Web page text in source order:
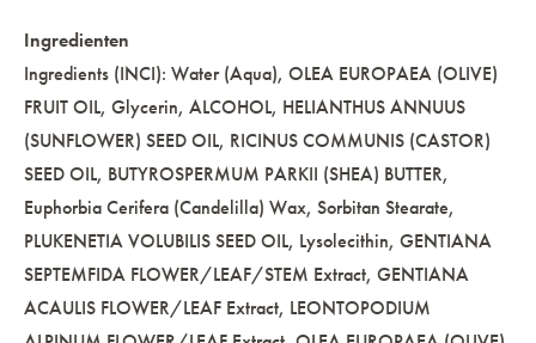
Ingredienten
Ingredients (INCI): Water (Aqua), OLEA EUROPAEA (OLIVE)
FRUIT OIL, Glycerin, ALCOHOL, HELIANTHUS ANNUUS
(SUNFLOWER) SEED OIL, RICINUS COMMUNIS (CASTOR)
SEED OIL, BUTYROSPERMUM PARKII (SHEA) BUTTER,
Euphorbia Cerifera (Candelilla) Wax, Sorbitan Stearate,
PLUKENETIA VOLUBILIS SEED OIL, Lysolecithin, GENTIANA
SEPTEMFIDA FLOWER/LEAF/STEM Extract, GENTIANA
ACAULIS FLOWER/LEAF Extract, LEONTOPODIUM